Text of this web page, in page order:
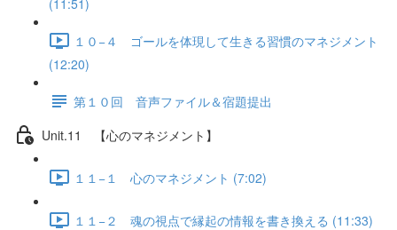
(11:51)
１０−４ ゴールを体現して生きる習慣のマネジメント
(12:20)
第１０回 音声ファイル＆宿題提出
Unit.11 【心のマネジメント】
１１−１ 心のマネジメント (7:02)
１１−２ 魂の視点で縁起の情報を書き換える (11:33)